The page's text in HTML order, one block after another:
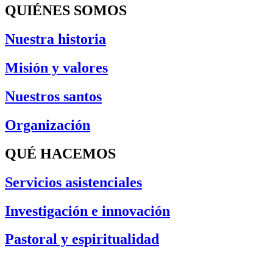
QUIÉNES SOMOS
Nuestra historia
Misión y valores
Nuestros santos
Organización
QUÉ HACEMOS
Servicios asistenciales
Investigación e innovación
Pastoral y espiritualidad